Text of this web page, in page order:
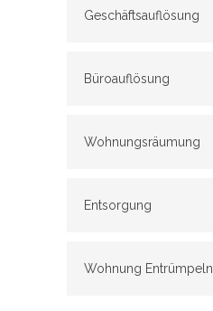
Geschäftsauflösung
Büroauflösung
Wohnungsräumung
Entsorgung
Wohnung Entrümpeln